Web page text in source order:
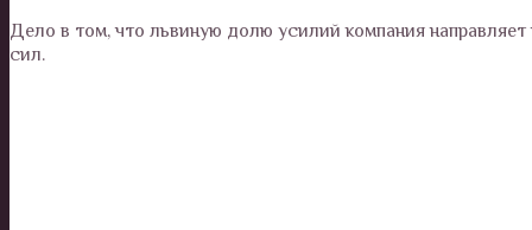
Дело в том, что львиную долю усилий компания
сил.